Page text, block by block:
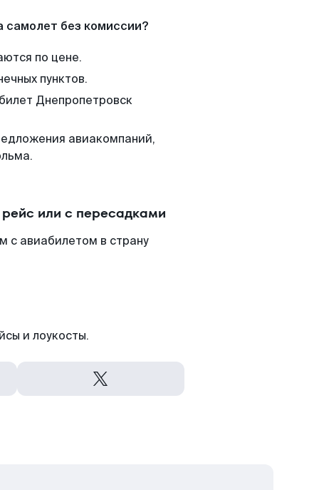
самолет без комиссии?
по цене.
пунктов.
Днепропетровск
авиакомпаний,
или с пересадками
с авиабилетом в страну
и лоукосты.